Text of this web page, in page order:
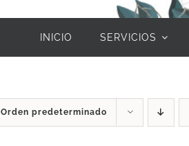
INICIO SERVICIOS
Orden predeterminado